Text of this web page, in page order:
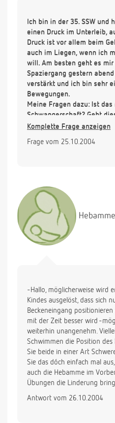
Ich bin in der 35. SSW und
einen Druck im Unterleib,
Druck ist vor allem beim
auch im Liegen, wenn ich
will. Am besten geht es
Spaziergang gestern
verstärkt und ich bin sehr
Bewegungen.
Meine Fragen dazu: Ist
Schwangerschaft? Geht
oder muß ich ihn ertragen
Komplette Frage anzeigen
Frage vom 25.10.2004
Hebamme
-Hallo, möglicherweise wird
Kindes ausgelöst, dass sich
Beckeneingang positionieren
mit der Zeit besser wird -
weiterhin unangenehm.
Schwimmen die Position des
Sie beide in einer Art
Sie das dóch einfach mal
auch die Hebamme im
Übungen die Linderung
Antwort vom 26.10.2004